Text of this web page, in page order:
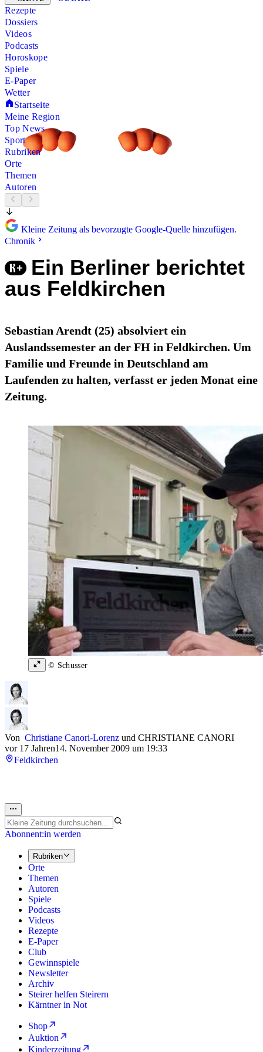
Rezepte
Dossiers
Videos
Podcasts
Horoskope
Spiele
E-Paper
Wetter
Startseite
Meine Region
Top News
Sport
Rubriken
Orte
Themen
Autoren
Kleine Zeitung als bevorzugte Google-Quelle hinzufügen.
Chronik
Ein Berliner berichtet
aus Feldkirchen
Sebastian Arendt (25) absolviert ein
Auslandssemester an der FH in Feldkirchen. Um
Familie und Freunde in Deutschland am
Laufenden zu halten, verfasst er jeden Monat eine
Zeitung.
© Schusser
Von Christiane Canori-Lorenz und CHRISTIANE CANORI
vor 17 Jahren14. November 2009 um 19:33
Feldkirchen
Abonnent:in werden
Rubriken
Orte
Themen
Autoren
Spiele
Podcasts
Videos
Rezepte
E-Paper
Club
Gewinnspiele
Newsletter
Archiv
Steirer helfen Steirern
Kärntner in Not
Shop
Auktion
Kinderzeitung